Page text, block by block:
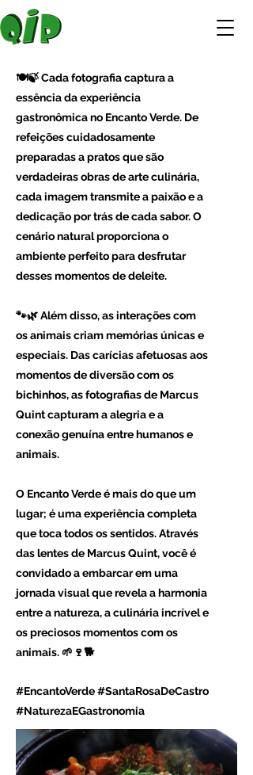
🍽️🍃 Cada fotografia captura a
essência da experiência
gastronômica no Encanto Verde. De
refeições cuidadosamente
preparadas a pratos que são
verdadeiras obras de arte culinária,
cada imagem transmite a paixão e a
dedicação por trás de cada sabor. O
cenário natural proporciona o
ambiente perfeito para desfrutar
desses momentos de deleite.
🐾🌿 Além disso, as interações com
os animais criam memórias únicas e
especiais. Das carícias afetuosas aos
momentos de diversão com os
bichinhos, as fotografias de Marcus
Quint capturam a alegria e a
conexão genuína entre humanos e
animais.
O Encanto Verde é mais do que um
lugar; é uma experiência completa
que toca todos os sentidos. Através
das lentes de Marcus Quint, você é
convidado a embarcar em uma
jornada visual que revela a harmonia
entre a natureza, a culinária incrível e
os preciosos momentos com os
animais. 🌱🍷🐕
#EncantoVerde #SantaRosaDeCastro
#NaturezaEGastronomia